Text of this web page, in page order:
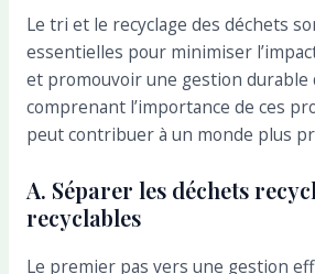
Le tri et le recyclage des déchets
essentielles pour minimiser
et promouvoir une gestion durable
comprenant l’importance de ces
peut contribuer à un monde plus
A. Séparer les déchets
recyclables
Le premier pas vers une gestion